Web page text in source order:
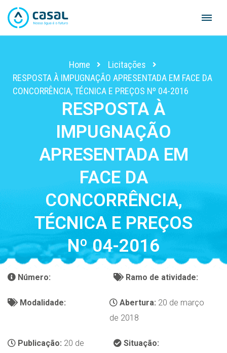
Skip
Home
Licitações
RESPOSTA À IMPUGNAÇÃO APRESENTADA EM FACE DA
CONCORRÊNCIA, TÉCNICA E PREÇOS Nº 04-2016
RESPOSTA À
IMPUGNAÇÃO
APRESENTADA EM
FACE DA
CONCORRÊNCIA,
TÉCNICA E PREÇOS
Nº 04-2016
Número: Ramo de atividade:
Modalidade: Abertura: 20 de março
de 2018
Publicação: 20 de
Situação: